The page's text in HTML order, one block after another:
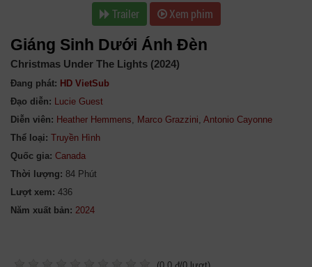
Trailer Xem phim
Giáng Sinh Dưới Ánh Đèn
Christmas Under The Lights (2024)
Đang phát: HD VietSub
Đạo diễn: Lucie Guest
Diễn viên: Heather Hemmens, Marco Grazzini, Antonio Cayonne
Thể loại: Truyền Hình
Quốc gia: Canada
Thời lượng: 84 Phút
Lượt xem: 436
Năm xuất bản: